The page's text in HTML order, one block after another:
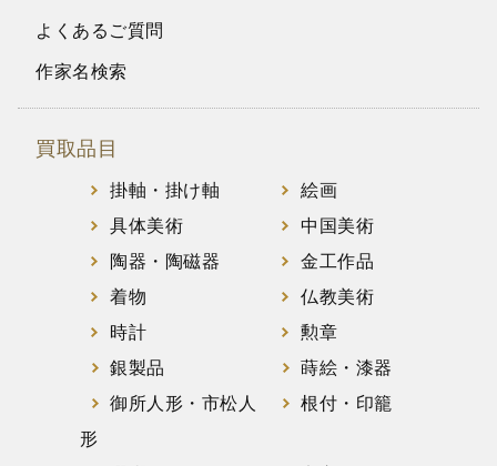
よくあるご質問
作家名検索
買取品目
掛軸・掛け軸
絵画
具体美術
中国美術
陶器・陶磁器
金工作品
着物
仏教美術
時計
勲章
銀製品
蒔絵・漆器
御所人形・市松人
形
根付・印籠